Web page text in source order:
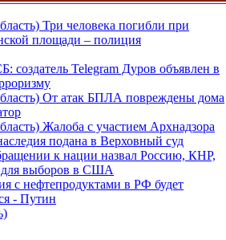
Три человека погибли при
площади – полиция
создатель Telegram Дуров объявлен в
От атак БПЛА повреждены дома
Жалоба с участием Архнадзора
подана в Верховный суд
к нации назвал Россию, КНР,
выборов в США
с нефтепродуктами в РФ будет
- Путин